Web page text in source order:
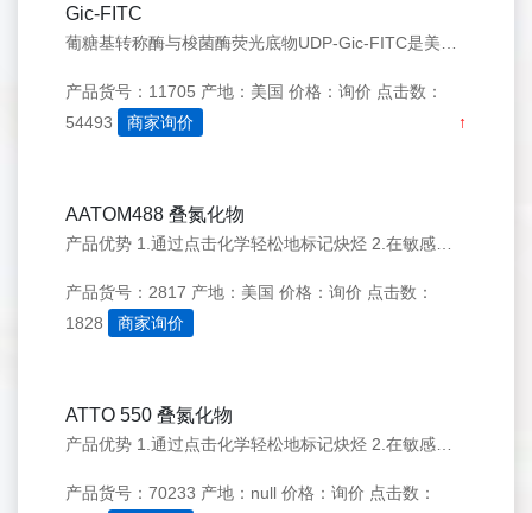
Gic-FITC
产品货号：11705 产地：美国 价格：询价 点击数：
54493
商家询价 ↑
AATOM488 叠氮化物
产品货号：2817 产地：美国 价格：询价 点击数：
1828
商家询价
ATTO 550 叠氮化物
产品货号：70233 产地：null 价格：询价 点击数：